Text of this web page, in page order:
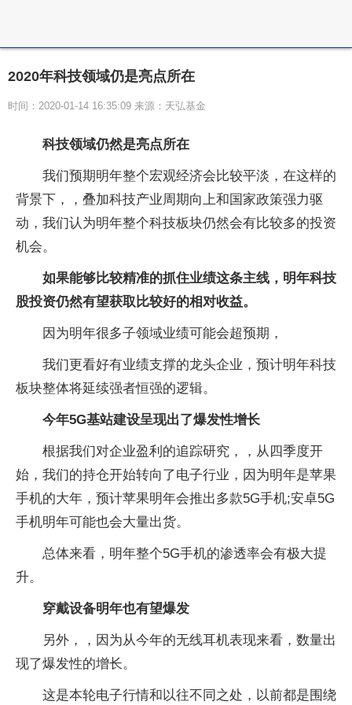
2020年科技领域仍是亮点所在
时间：2020-01-14 16:35:09 来源：天弘基金
科技领域仍然是亮点所在
我们预期明年整个宏观经济会比较平淡，在这样的
背景下，，叠加科技产业周期向上和国家政策强力驱
动，我们认为明年整个科技板块仍然会有比较多的投资
机会。
如果能够比较精准的抓住业绩这条主线，明年科技
股投资仍然有望获取比较好的相对收益。
因为明年很多子领域业绩可能会超预期，
我们更看好有业绩支撑的龙头企业，预计明年科技
板块整体将延续强者恒强的逻辑。
今年5G基站建设呈现出了爆发性增长
根据我们对企业盈利的追踪研究，，从四季度开
始，我们的持仓开始转向了电子行业，因为明年是苹果
手机的大年，预计苹果明年会推出多款5G手机;安卓5G
手机明年可能也会大量出货。
总体来看，明年整个5G手机的渗透率会有极大提
升。
穿戴设备明年也有望爆发
另外，，因为从今年的无线耳机表现来看，数量出
现了爆发性的增长。
这是本轮电子行情和以往不同之处，以前都是围绕